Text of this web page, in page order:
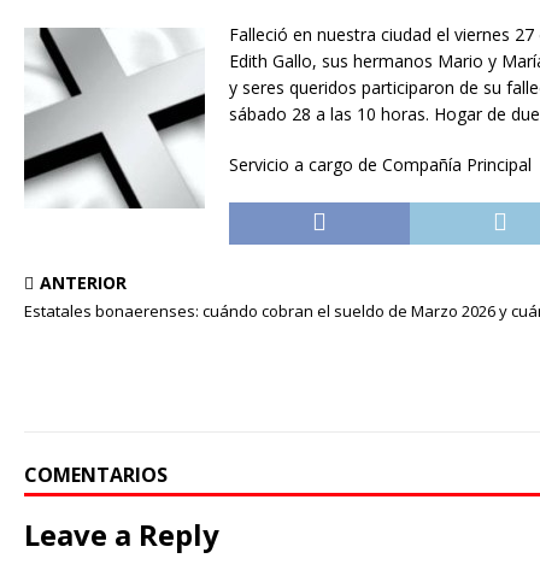
Falleció en nuestra ciudad el viernes
Edith Gallo, sus hermanos Mario y
y seres queridos participaron de su
sábado 28 a las 10 horas. Hogar de
Servicio a cargo de Compañía Principal
ANTERIOR
Estatales bonaerenses: cuándo cobran el sueldo de Marzo 2026 y
COMENTARIOS
Leave a Reply